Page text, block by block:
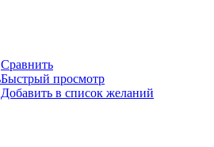
Сравнить
Быстрый просмотр
Добавить в список желаний